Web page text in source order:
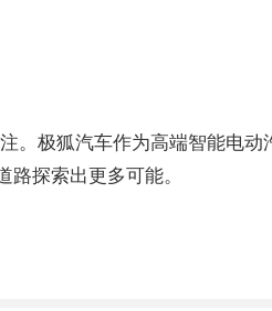
。极狐汽车作为高端智能电动
探索出更多可能。